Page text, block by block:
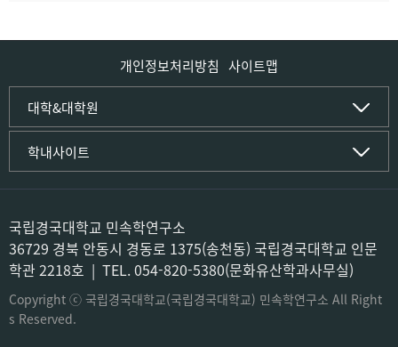
개인정보처리방침 사이트맵
대학&대학원
인문사회·IT대학
인문·문화학부
국어국문학전공
중국어문·문화학전공
한자문화콘텐츠학전공
미디어문화커뮤니케이션학전공
사학전공
컴퓨터·소프트웨어공학부
컴퓨터공학전공
소프트웨어융합전공
학내사이트
국립경국대학교
(재)국립경국대학교발전기금
공용S/W관리시스템
공자학원
공학교육인증시스템
과학영재교육원
교육혁신본부
도서관
국립경국대학교 민속학연구소
36729 경북 안동시 경동로 1375(송천동) 국립경국대학교 인문
학관 2218호 | TEL. 054-820-5380(문화유산학과사무실)
Copyright ⓒ 국립경국대학교(국립경국대학교) 민속학연구소 All Right
s Reserved.